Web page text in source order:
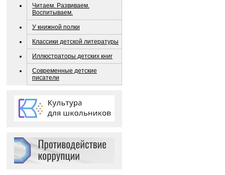
Читаем. Развиваем.
Воспитываем.
У книжной полки
Классики детской литературы
Иллюстраторы детских книг
Современные детские
писатели